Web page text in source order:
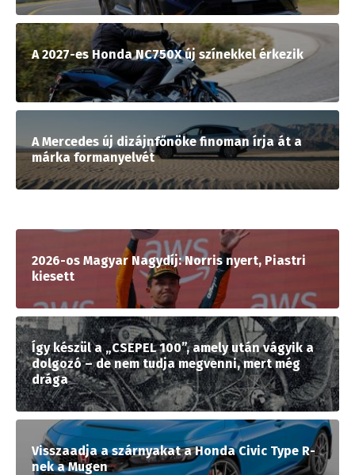
A 2027-es Honda NC750X új színekkel érkezik
A Mercedes új dizájnfőnöke finoman írja át a
márka formanyelvét
2026-os Magyar Nagydíj: Norris nyert, Piastri
kiesett
Így készül a „CSEPEL 100”, amely után vágyik a
dolgozó – de nem tudja megvenni, mert még
drága
Visszaadja a szárnyakat a Honda Civic Type R-
nek a Mugen